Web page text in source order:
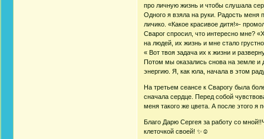
про личную жизнь и чтобы слушала
Одного я взяла на руки. Радость меня
личико. «Какое красивое дитя!»-
Сварог спросил, что интересно мне?
на людей, их жизнь и мне стало
« Вот твоя задача их к жизни и
Потом мы оказались снова на земле и
энергию. Я, как юла, начала в этом
На третьем сеансе к Сварогу была
сначала сердце. Перед собой
меня такого же цвета. А после этого я
Благо Дарю Сергея за работу со
клеточкой своей! ✨☺